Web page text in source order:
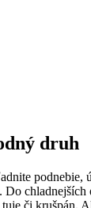
druh
podnebie,
Do chladnejších
či krušpán.